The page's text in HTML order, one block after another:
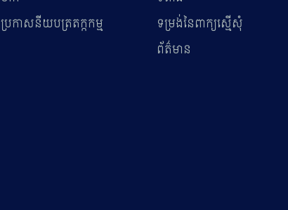
ប្រកាសនីយបត្រតក្កកម្ម
ទម្រង់នៃពាក្យស្មើសុំ
ព័ត៌មាន